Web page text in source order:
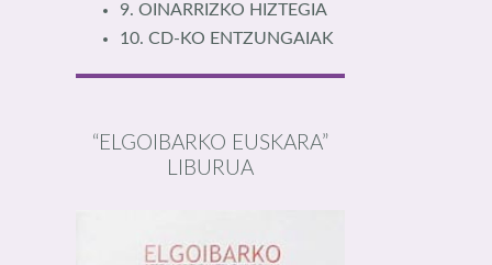
9. OINARRIZKO HIZTEGIA
10. CD-KO ENTZUNGAIAK
“ELGOIBARKO EUSKARA”
LIBURUA